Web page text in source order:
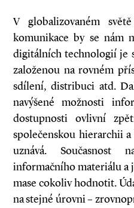
V globalizovaném
komunikace by se nám
digitálních technologií je
založenou na rovném
sdílení, distribuci atd.
navýšené možnosti
dostupnosti ovlivní
společenskou hierarchii
uznává. Současnost
informačního materiálu a
mase cokoliv hodnotit.
na stejné úrovni –